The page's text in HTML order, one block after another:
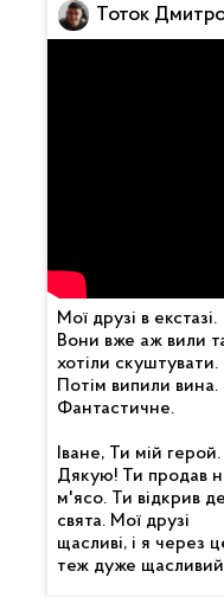
Мої друзі в екстазі.
Вони вже аж вили
хотіли скуштувати.
Потім випили вина.
Фантастичне.
Іване, Ти мій герой.
Дякую! Ти продав
м'ясо. Ти відкрив
свята. Мої друзі
щасливі, і я через
теж дуже
Тоток